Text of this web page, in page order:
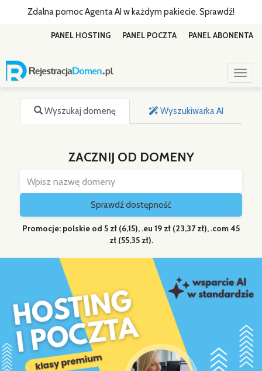
Zdalna pomoc Agenta AI w każdym pakiecie. Sprawdź!
PANEL ABONENTA
PANEL POCZTA
PANEL HOSTING
Wyszukaj domenę Wyszukiwarka AI
ZACZNIJ OD DOMENY
Sprawdź dostępność
Promocje: polskie od 5 zł (6,15), .eu 19 zł (23,37 zł), .com 45
zł (55,35 zł).